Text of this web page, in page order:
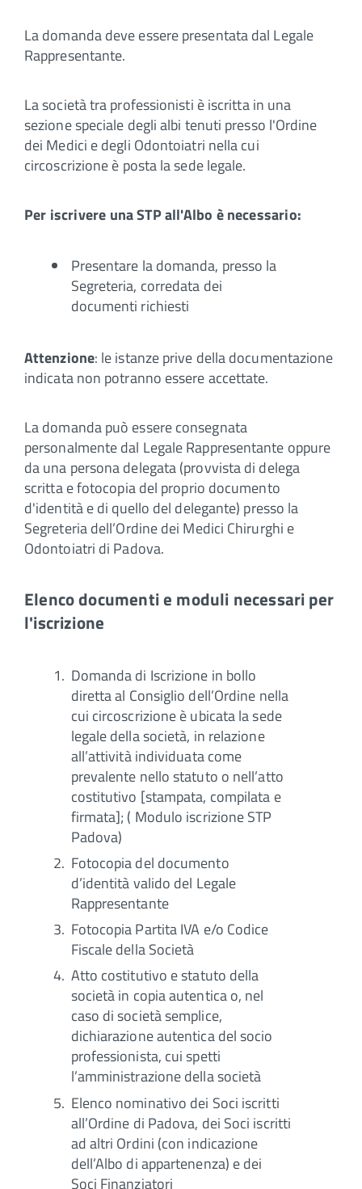
La domanda deve essere presentata dal Legale
Rappresentante.
La società tra professionisti è iscritta in una
sezione speciale degli albi tenuti presso l'Ordine
dei Medici e degli Odontoiatri nella cui
circoscrizione è posta la sede legale.
Per iscrivere una STP all'Albo è necessario:
Presentare la domanda, presso la
Segreteria, corredata dei
documenti richiesti
Attenzione: le istanze prive della documentazione
indicata non potranno essere accettate.
La domanda può essere consegnata
personalmente dal Legale Rappresentante oppure
da una persona delegata (provvista di delega
scritta e fotocopia del proprio documento
d'identità e di quello del delegante) presso la
Segreteria dell’Ordine dei Medici Chirurghi e
Odontoiatri di Padova.
Elenco documenti e moduli necessari per
l'iscrizione
Domanda di Iscrizione in bollo
diretta al Consiglio dell’Ordine nella
cui circoscrizione è ubicata la sede
legale della società, in relazione
all’attività individuata come
prevalente nello statuto o nell’atto
costitutivo [stampata, compilata e
firmata]; ( Modulo iscrizione STP
Padova)
Fotocopia del documento
d’identità valido del Legale
Rappresentante
Fotocopia Partita IVA e/o Codice
Fiscale della Società
Atto costitutivo e statuto della
società in copia autentica o, nel
caso di società semplice,
dichiarazione autentica del socio
professionista, cui spetti
l’amministrazione della società
Elenco nominativo dei Soci iscritti
all’Ordine di Padova, dei Soci iscritti
ad altri Ordini (con indicazione
dell’Albo di appartenenza) e dei
Soci Finanziatori